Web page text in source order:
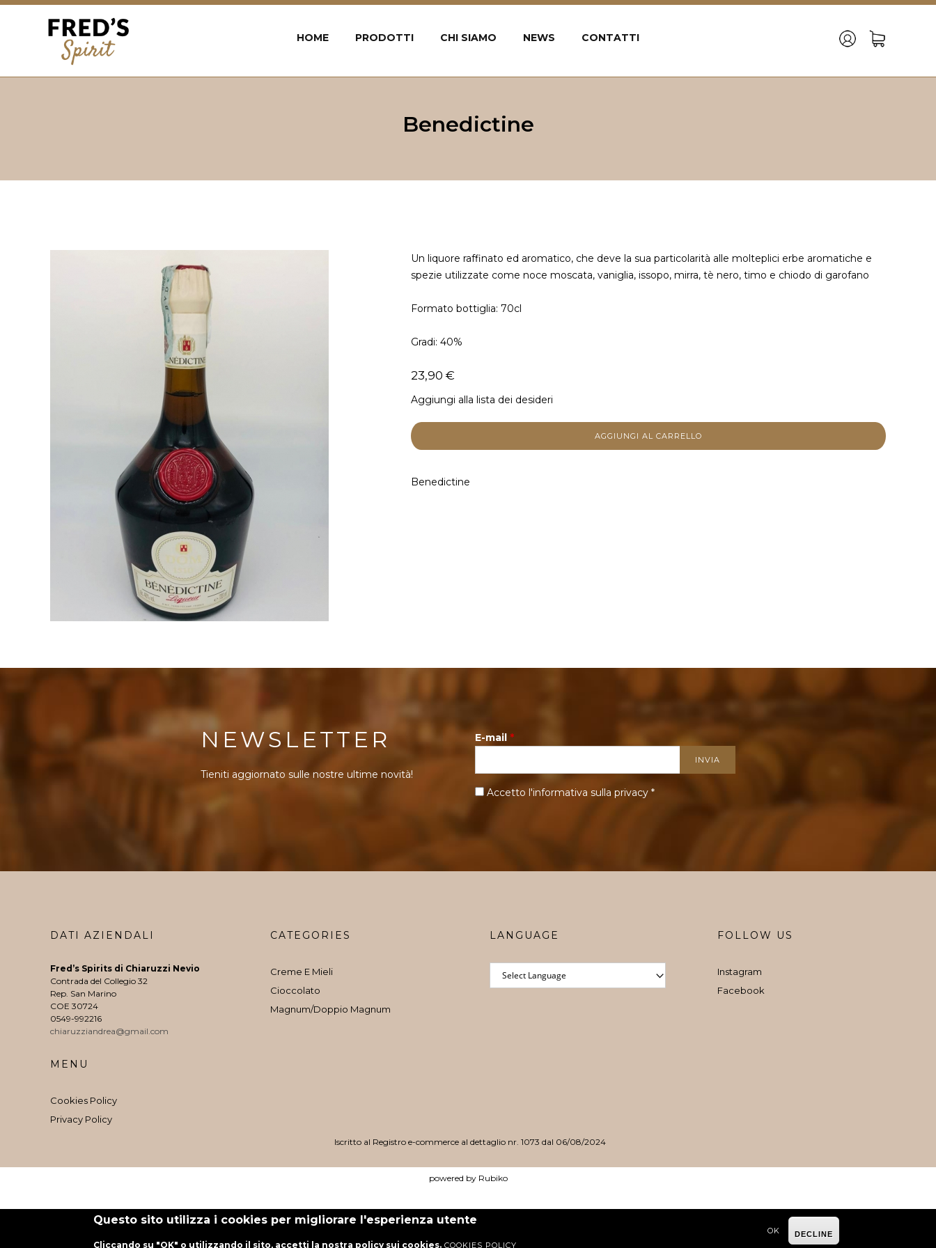
to
top
HOME PRODOTTI CHI SIAMO NEWS CONTATTI
Benedictine
Un liquore raffinato ed aromatico, che deve la sua particolarità alle molteplici erbe aromatiche e
spezie utilizzate come noce moscata, vaniglia, issopo, mirra, tè nero, timo e chiodo di garofano
Formato bottiglia: 70cl
Gradi: 40%
23,90 €
Aggiungi alla lista dei desideri
Benedictine
NEWSLETTER
Tieniti aggiornato sulle nostre ultime novità!
E-mail *
Accetto l'informativa sulla privacy *
DATI AZIENDALI
Fred’s Spirits di Chiaruzzi Nevio
Contrada del Collegio 32
Rep. San Marino
COE 30724
0549-992216
chiaruzziandrea@gmail.com
CATEGORIES
Creme E Mieli
Cioccolato
Magnum/Doppio Magnum
FOLLOW US
Instagram
Facebook
LANGUAGE
MENU
Cookies Policy
Privacy Policy
Iscritto al Registro e-commerce al dettaglio nr. 1073 dal 06/08/2024
powered by Rubiko
Questo sito utilizza i cookies per migliorare l'esperienza utente
Cliccando su "OK" o utilizzando il sito, accetti la nostra policy sui cookies. COOKIES POLICY
OK DECLINE